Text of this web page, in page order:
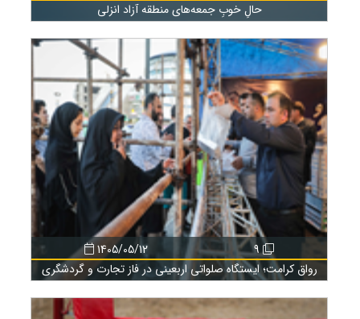
حالِ خوبِ جمعه‌های منطقه آزاد انزلی
9
1405/05/12
رواق کرامت؛ ایستگاه صلواتی اربعینی در فاز تجارت و گردشگری
منطقه آزاد انزلی